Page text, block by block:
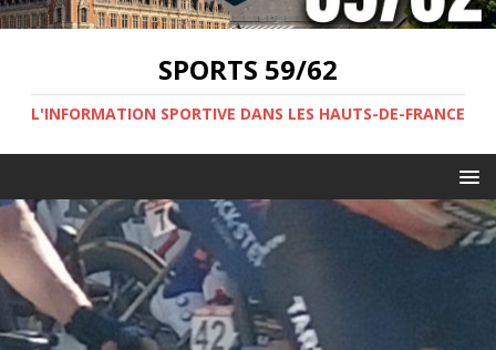
SPORTS 59/62
L'INFORMATION SPORTIVE DANS LES HAUTS-DE-FRANCE